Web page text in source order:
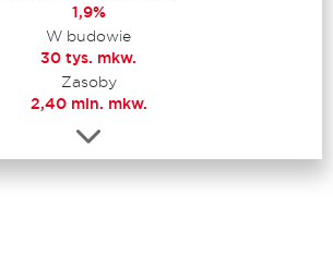
1,9%
W budowie
30 tys. mkw.
Zasoby
2,40 mln. mkw.